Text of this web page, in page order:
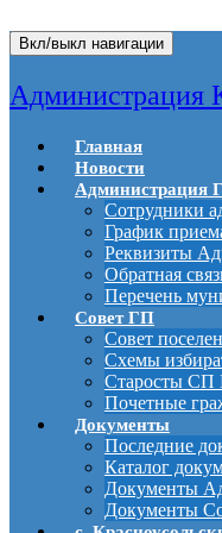
Вкл/выкл навигации
Администрация
Главная
Новости
Администрация
Сотрудники
График
Реквизиты
Обратная
Перечень
Совет ГП
Совет
Схемы
Старосты СП
Почетные
Документы
Последние
Каталог
Документы
Документы